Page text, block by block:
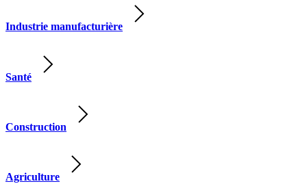
Industrie manufacturière
Santé
Construction
Agriculture